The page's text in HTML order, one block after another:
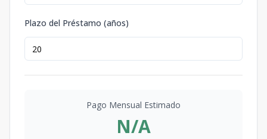
Plazo del Préstamo (años)
Pago Mensual Estimado
N/A